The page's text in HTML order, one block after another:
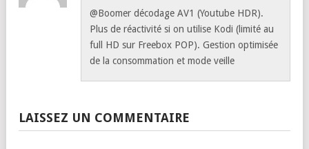
@Boomer décodage AV1 (Youtube HDR).
Plus de réactivité si on utilise Kodi (limité au
full HD sur Freebox POP). Gestion optimisée
de la consommation et mode veille
LAISSEZ UN COMMENTAIRE